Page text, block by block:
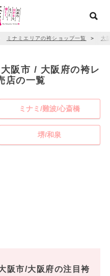
ミナミエリアの袴ショップ一覧 ＞ 大
阪市 / 大阪府の袴レ
店の一覧
ミナミ/難波/心斎橋
堺/和泉
阪市/大阪府の注目袴